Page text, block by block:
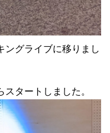
ングライブに移りまし
タートしました。